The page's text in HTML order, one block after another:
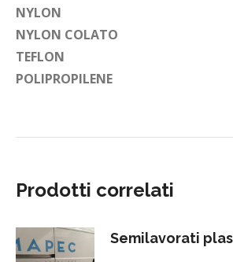
NYLON
NYLON COLATO
TEFLON
POLIPROPILENE
Prodotti correlati
Semilavorati